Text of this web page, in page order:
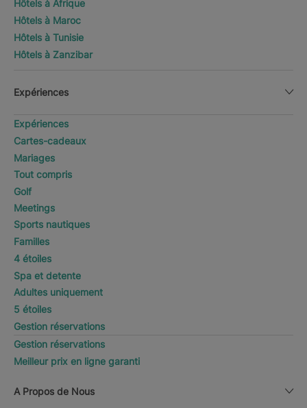
Hôtels à Afrique
Hôtels à Maroc
Hôtels à Tunisie
Hôtels à Zanzibar
Expériences
Expériences
Cartes-cadeaux
Mariages
Tout compris
Golf
Meetings
Sports nautiques
Familles
4 étoiles
Spa et detente
Adultes uniquement
5 étoiles
Gestion réservations
Gestion réservations
Meilleur prix en ligne garanti
A Propos de Nous